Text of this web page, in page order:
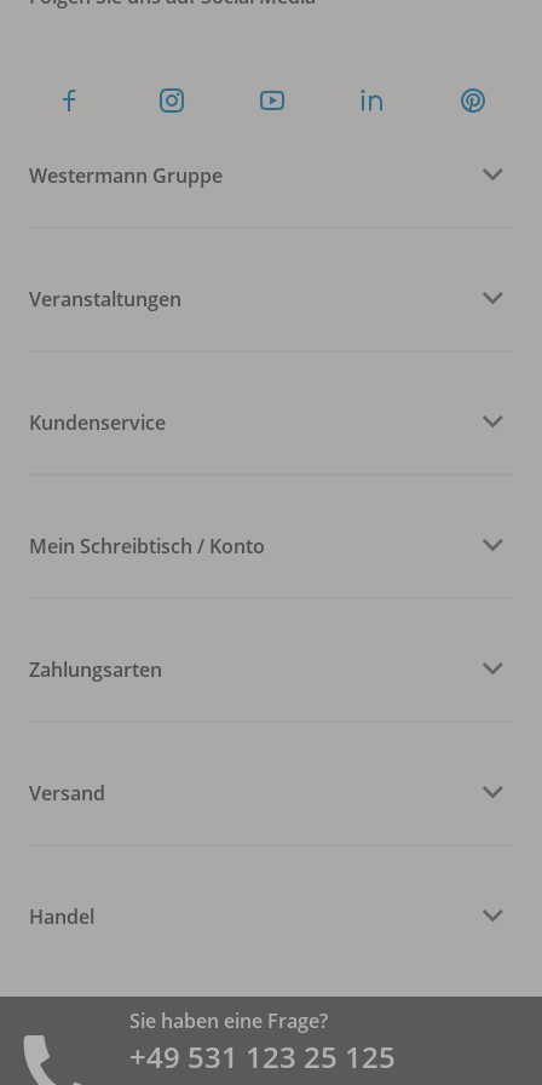
Westermann Gruppe
Veranstaltungen
Kundenservice
Mein Schreibtisch / Konto
Zahlungsarten
Versand
Handel
Sie haben eine Frage?
+49 531 ­123 25 125